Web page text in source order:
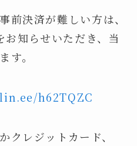
前決済が難しい方は、
知らせいただき、当
す。
h62TQZC
クレジットカード、